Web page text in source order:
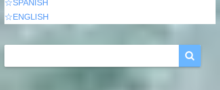
☆SPANISH
☆ENGLISH